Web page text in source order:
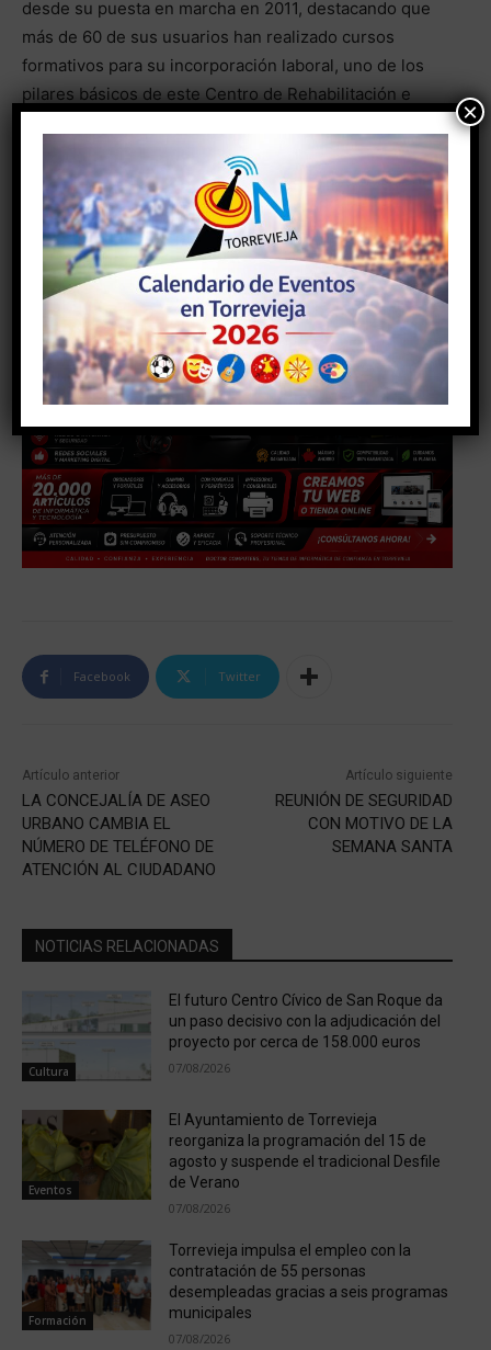
desde su puesta en marcha en 2011, destacando que
más de 60 de sus usuarios han realizado cursos
formativos para su incorporación laboral, uno de los
pilares básicos de este Centro de Rehabilitación e
- Anuncio -
Facebook Twitter
Artículo anterior
LA CONCEJALÍA DE ASEO
URBANO CAMBIA EL
NÚMERO DE TELÉFONO DE
ATENCIÓN AL CIUDADANO
Artículo siguiente
REUNIÓN DE SEGURIDAD
CON MOTIVO DE LA
SEMANA SANTA
NOTICIAS RELACIONADAS
Cultura
El futuro Centro Cívico de San Roque da
un paso decisivo con la adjudicación del
proyecto por cerca de 158.000 euros
07/08/2026
Eventos
El Ayuntamiento de Torrevieja
reorganiza la programación del 15 de
agosto y suspende el tradicional Desfile
de Verano
07/08/2026
Formación
Torrevieja impulsa el empleo con la
contratación de 55 personas
desempleadas gracias a seis programas
municipales
07/08/2026
×